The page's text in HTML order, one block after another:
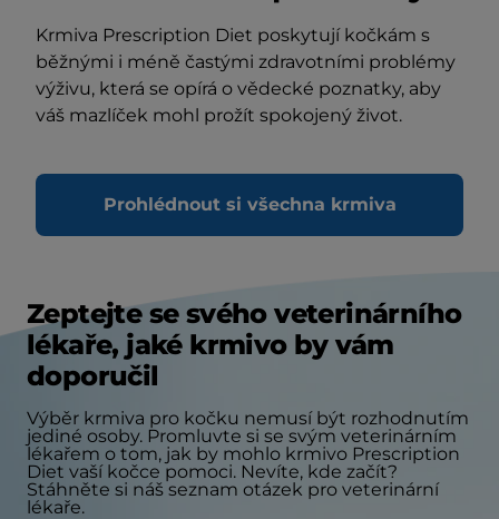
Krmiva Prescription Diet poskytují kočkám s
běžnými i méně častými zdravotními problémy
výživu, která se opírá o vědecké poznatky, aby
váš mazlíček mohl prožít spokojený život.
Prohlédnout si všechna krmiva
Zeptejte se svého veterinárního
lékaře, jaké krmivo by vám
doporučil
Výběr krmiva pro kočku nemusí být rozhodnutím
jediné osoby. Promluvte si se svým veterinárním
lékařem o tom, jak by mohlo krmivo Prescription
Diet vaší kočce pomoci. Nevíte, kde začít?
Stáhněte si náš seznam otázek pro veterinární
lékaře.